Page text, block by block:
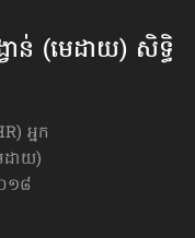
ន់ (មេដាយ) សិទ្ធិ
អ្នក
ដាយ)
១៨